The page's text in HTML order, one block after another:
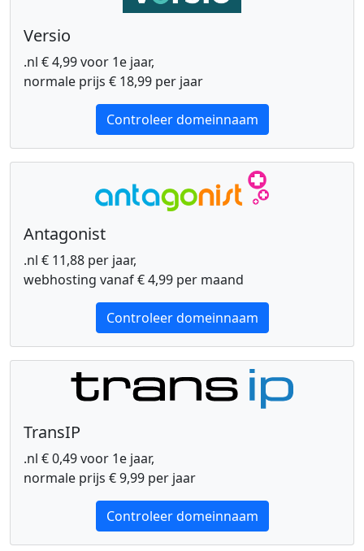
Versio
.nl € 4,99 voor 1e jaar,
normale prijs € 18,99 per jaar
Controleer domeinnaam
Antagonist
.nl € 11,88 per jaar,
webhosting vanaf € 4,99 per maand
Controleer domeinnaam
TransIP
.nl € 0,49 voor 1e jaar,
normale prijs € 9,99 per jaar
Controleer domeinnaam